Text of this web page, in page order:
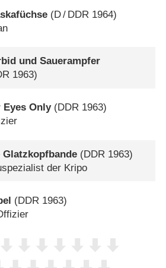
(D/ DDR 1964)
und Sauerampfer
1963)
Eyes Only(DDR 1963)
Glatzkopfbande (DDR 1963)
der Kripo
(DDR 1963)